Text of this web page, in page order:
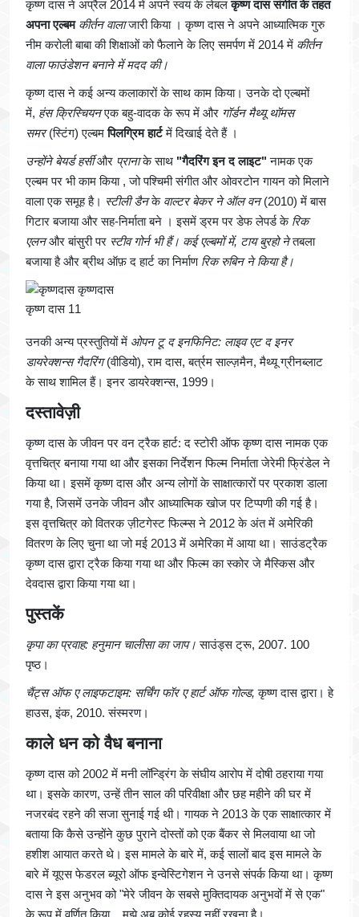
कृष्ण दास ने अप्रैल 2014 में अपने स्वयं के लेबलकृष्ण दास संगीत के तहत
अपना एल्बम कीर्तन वालाजारी किया । कृष्ण दास ने अपने आध्यात्मिक गुरु
नीम करोली बाबा की शिक्षाओं को फैलाने के लिए समर्पण में 2014 में कीर्तन
वाला फाउंडेशन बनाने में मदद की।
कृष्ण दास ने कई अन्य कलाकारों के साथ काम किया। उनके दो एल्बमों
में, हंस क्रिस्चियनएक बहु-वादक के रूप में और गॉर्डन मैथ्यू थॉमस
समर(स्टिंग) एल्बमपिलग्रिम हार्टमें दिखाई देते हैं ।
उन्होंने बेयर्ड हर्सीऔर प्रानाके साथ "गैदरिंग इन द लाइट" नामक एक
एल्बम पर भी काम किया , जो पश्चिमी संगीत और ओवरटोन गायन को मिलाने
वाला एक समूह है। स्टीली डैनके वाल्टर बेकर नेऑल वन(2010) में बास
गिटार बजाया और सह-निर्माता बने । इसमें ड्रम पर डेफ लेपर्ड के रिक
एलनऔर बांसुरी पर स्टीव गोर्न भी हैं। कई एल्बमों में, टाय बुरहो नेतबला
बजाया है और ब्रीथ ऑफ़ द हार्ट का निर्माण रिक रुबिन ने किया है।
कृष्ण दास 11
उनकी अन्य प्रस्तुतियों में ओपन टू द इनफिनिट: लाइव एट द इनर
डायरेक्शन्स गैदरिंग(वीडियो), राम दास, बर्त्रम साल्ज़मैन, मैथ्यू ग्रीनब्लाट
के साथ शामिल हैं। इनर डायरेक्शन्स, 1999।
दस्तावेज़ी
कृष्ण दास के जीवन पर वन ट्रैक हार्ट: द स्टोरी ऑफ कृष्ण दास नामक एक
वृत्तचित्र बनाया गया था और इसका निर्देशन फिल्म निर्माता जेरेमी फ्रिंडेल ने
किया था। इसमें कृष्ण दास और अन्य लोगों के साक्षात्कारों पर प्रकाश डाला
गया है, जिसमें उनके जीवन और आध्यात्मिक खोज पर टिप्पणी की गई है।
इस वृत्तचित्र को वितरक ज़ीटगेस्ट फिल्म्स ने 2012 के अंत में अमेरिकी
वितरण के लिए चुना था जो मई 2013 में अमेरिका में आया था। साउंडट्रैक
कृष्ण दास द्वारा ट्रैक किया गया था और फिल्म का स्कोर जे मैस्किस और
देवदास द्वारा किया गया था।
पुस्तकें
कृपा का प्रवाह: हनुमान चालीसा का जाप। साउंड्स ट्रू, 2007. 100
पृष्ठ।
चैंट्स ऑफ ए लाइफटाइम: सर्चिंग फॉर ए हार्ट ऑफ गोल्ड, कृष्ण दास द्वारा। हे
हाउस, इंक, 2010. संस्मरण।
काले धन को वैध बनाना
कृष्ण दास को 2002 में मनी लॉन्ड्रिंग के संघीय आरोप में दोषी ठहराया गया
था। इसके कारण, उन्हें तीन साल की परिवीक्षा और छह महीने की घर में
नजरबंद रहने की सजा सुनाई गई थी। गायक ने 2013 के एक साक्षात्कार में
बताया कि कैसे उन्होंने कुछ पुराने दोस्तों को एक बैंकर से मिलवाया था जो
हशीश आयात करते थे। इस मामले के बारे में, कई सालों बाद इस मामले के
बारे में यूएस फेडरल ब्यूरो ऑफ इन्वेस्टिगेशन ने उनसे संपर्क किया था। कृष्ण
दास ने इस अनुभव को "मेरे जीवन के सबसे मुक्तिदायक अनुभवों में से एक"